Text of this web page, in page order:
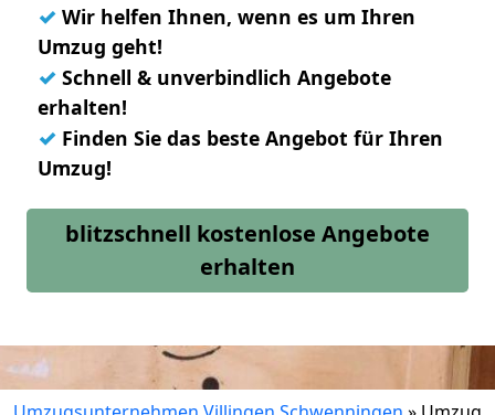
✓ Wir helfen Ihnen, wenn es um Ihren
Umzug geht!
✓ Schnell & unverbindlich Angebote
erhalten!
✓ Finden Sie das beste Angebot für Ihren
Umzug!
blitzschnell kostenlose Angebote
erhalten